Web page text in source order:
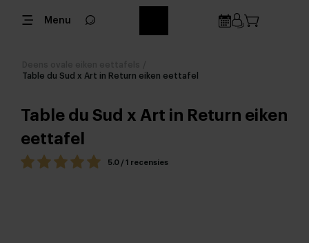
Menu
Table du Sud x Art in Return eiken eettafel
Table du Sud x Art in Return eiken
eettafel
5.0 / 1 recensies